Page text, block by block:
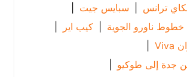
| سبايس جيت
|
الجوية | كيب اير |
|
إلى طوكيو |